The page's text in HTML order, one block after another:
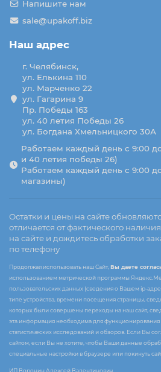
Напишите нам
sale@upakoff.biz
Наш адрес
г. Челябинск,
ул. Елькина 110
ул. Марченко 22
ул. Гагарина 9
Пр. Победы 163
ул. 40 летия Победы 26
ул. Богдана Хмельницкого 30А
Работаем каждый день с 9:00
и 40 летия победы 26)
Работаем каждый день с 9:00
магазины)
Остатки и цены на сайте
отличается от фактического
на сайте и дождитесь обработки
по телефону
Продолжая использовать наш Сайт, Вы даете
использованием метрической программы
пользовательских данных (сведения о Вашем ip-
типе устройства, времени посещения страницы,
которых были совершены переходы на наш сайт,
эта информация необходима для функционирования
статистических исследований и обзоров. Если Вы
сайтом, если Вы не хотите, чтобы Ваши данные
специальные настройки в браузере или покинуть
ИП Воронин Алексей Валентинович